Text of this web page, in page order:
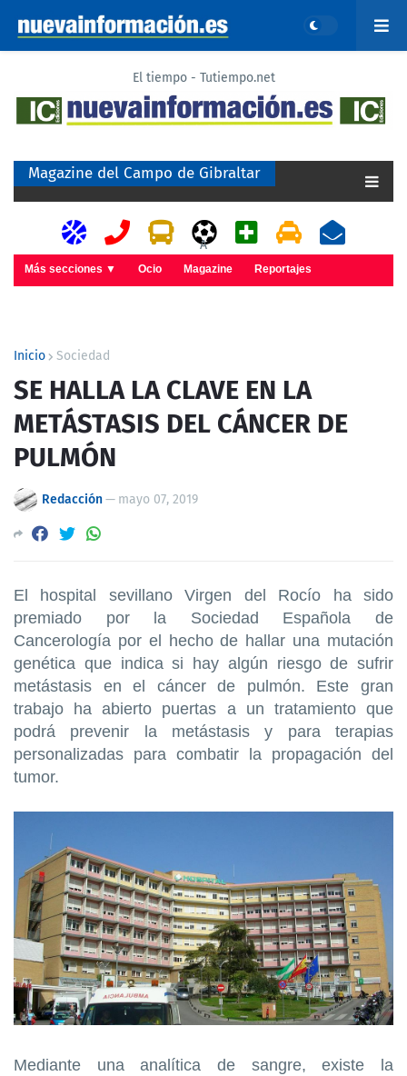
El tiempo - Tutiempo.net
Magazine del Campo de Gibraltar
A
Más secciones ▼ Ocio Magazine Reportajes
Inicio Sociedad
SE HALLA LA CLAVE EN LA
METÁSTASIS DEL CÁNCER DE
PULMÓN
Redacción— mayo 07, 2019
El hospital sevillano Virgen del Rocío ha sido
premiado por la Sociedad Española de
Cancerología por el hecho de hallar una mutación
genética que indica si hay algún riesgo de sufrir
metástasis en el cáncer de pulmón. Este gran
trabajo ha abierto puertas a un tratamiento que
podrá prevenir la metástasis y para terapias
personalizadas para combatir la propagación del
tumor.
Mediante una analítica de sangre, existe la